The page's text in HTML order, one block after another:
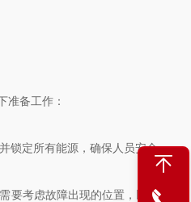
备工作：
定所有能源，确保人员安全。
考虑故障出现的位置，以及相关